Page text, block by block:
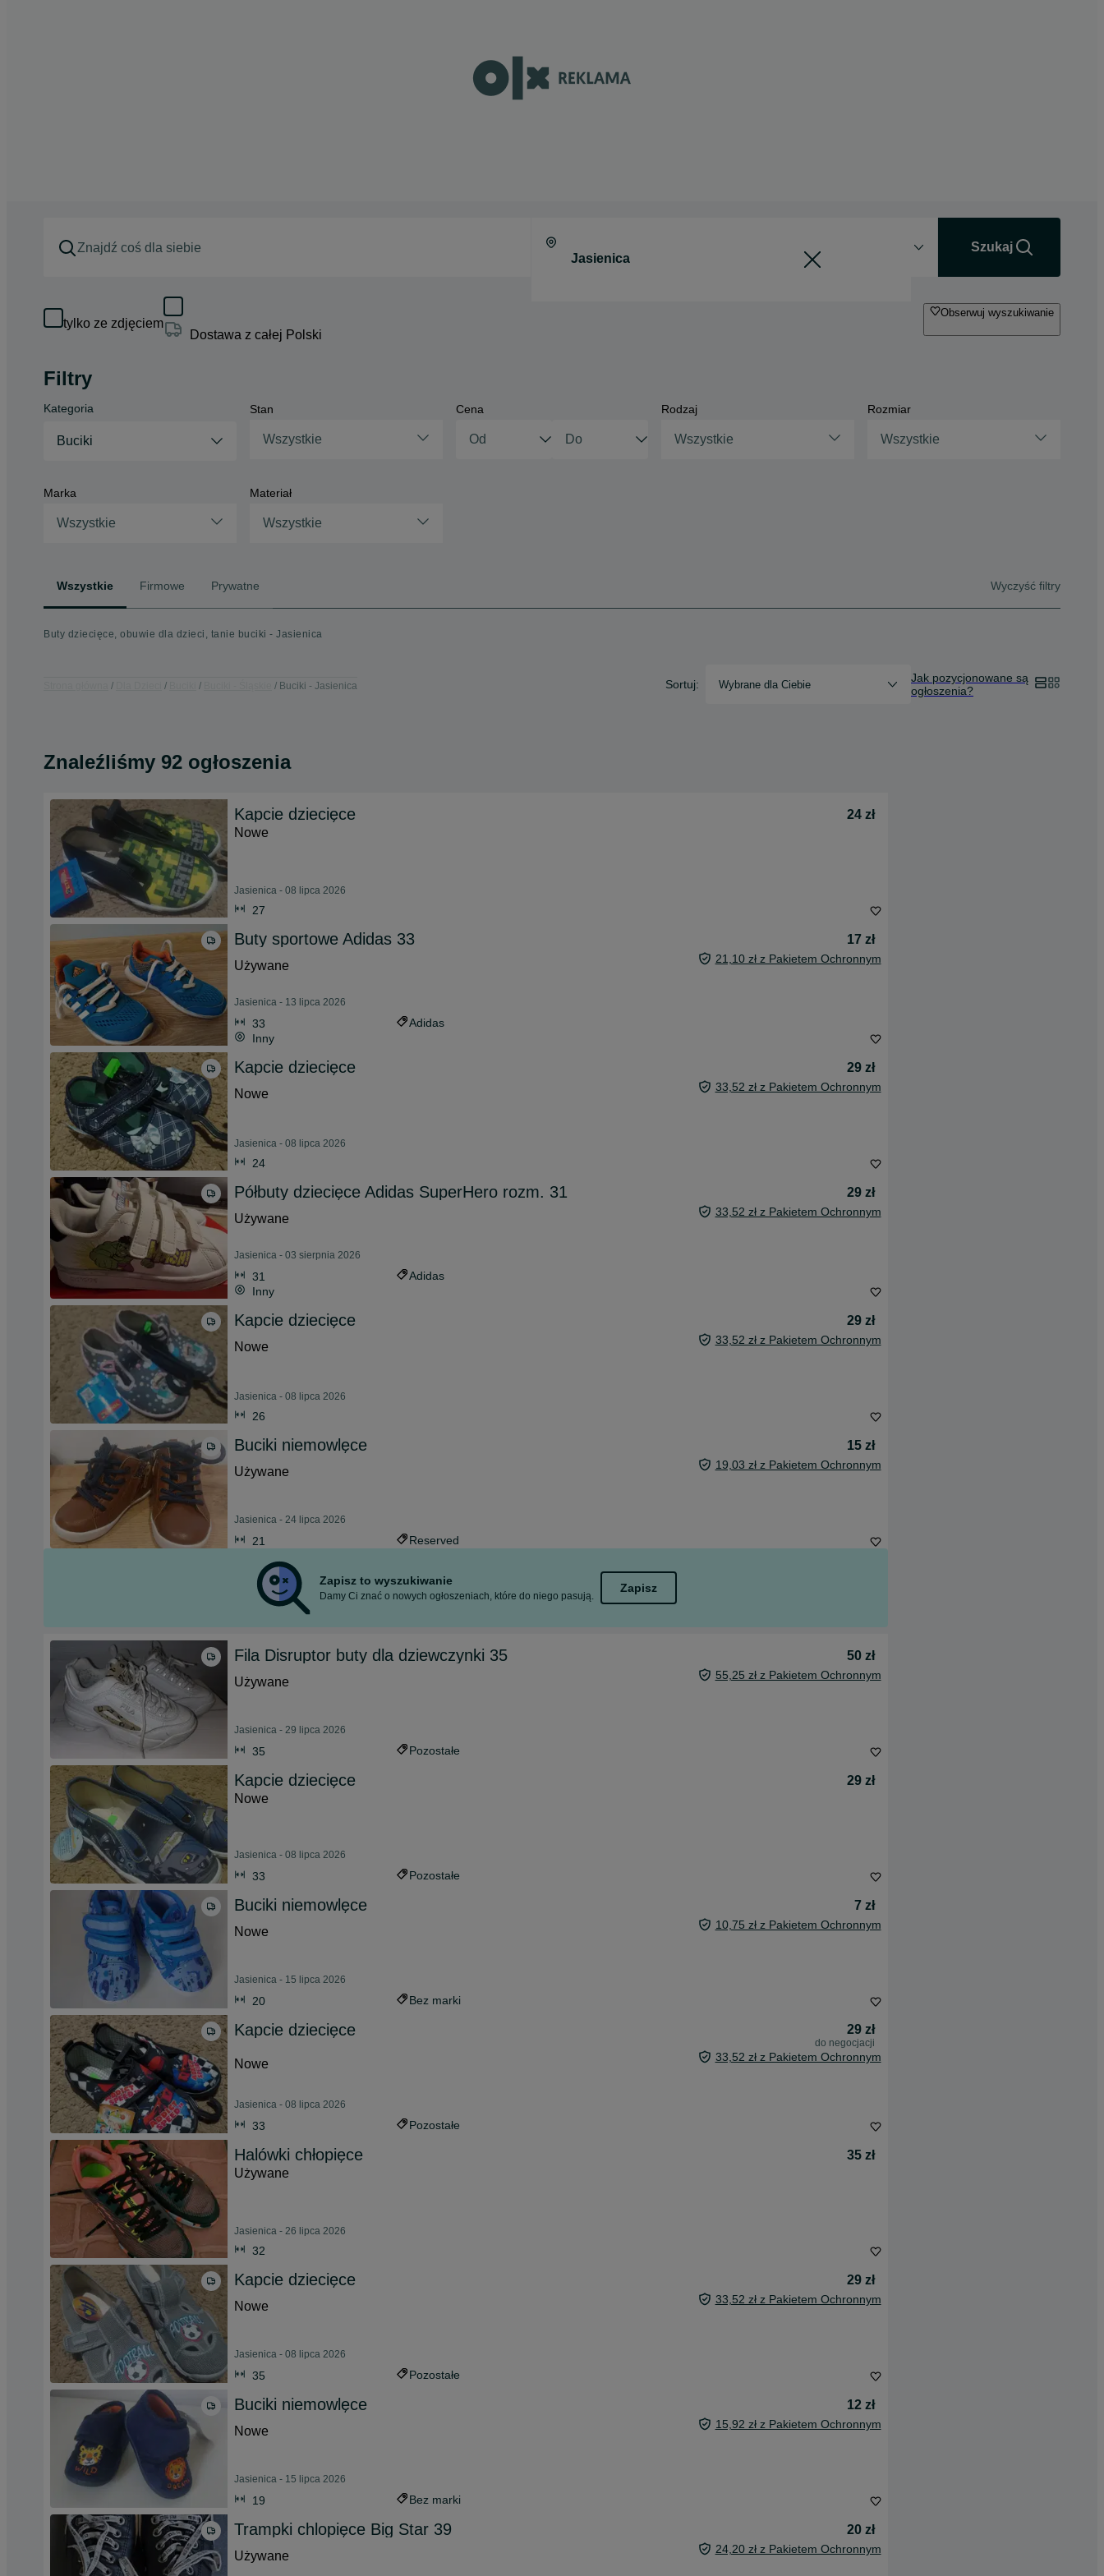
Szukaj
tylko ze zdjęciem
Dostawa z całej Polski
Obserwuj wyszukiwanie
Filtry
Kategoria
Buciki
Stan
Wszystkie
Cena Rodzaj
Wszystkie
Rozmiar
Wszystkie
Marka
Wszystkie
Materiał
Wszystkie
Wszystkie Firmowe Prywatne Wyczyść filtry
Buty dziecięce, obuwie dla dzieci, tanie buciki - Jasienica
Buciki - Jasienica Sortuj: Wybrane dla Ciebie
Jak pozycjonowane są
ogłoszenia?
Znaleźliśmy 92 ogłoszenia
Kapcie dziecięce
24 zł
Nowe
Jasienica - 08 lipca 2026
27
Buty sportowe Adidas 33
17 zł
Używane
21,10 zł z Pakietem Ochronnym
Jasienica - 13 lipca 2026
33
Adidas
Inny
Kapcie dziecięce
29 zł
Nowe
33,52 zł z Pakietem Ochronnym
Jasienica - 08 lipca 2026
24
Półbuty dziecięce Adidas SuperHero rozm. 31
29 zł
Używane
33,52 zł z Pakietem Ochronnym
Jasienica - 03 sierpnia 2026
31
Adidas
Inny
Kapcie dziecięce
29 zł
Nowe
33,52 zł z Pakietem Ochronnym
Jasienica - 08 lipca 2026
26
Buciki niemowlęce
15 zł
Używane
19,03 zł z Pakietem Ochronnym
Jasienica - 24 lipca 2026
21 Reserved
Zapisz to wyszukiwanie
Damy Ci znać o nowych ogłoszeniach, które do niego pasują.
Zapisz
Fila Disruptor buty dla dziewczynki 35
50 zł
Używane
55,25 zł z Pakietem Ochronnym
Jasienica - 29 lipca 2026
35 Pozostałe
Kapcie dziecięce
29 zł
Nowe
Jasienica - 08 lipca 2026
33 Pozostałe
Buciki niemowlęce
7 zł
Nowe
10,75 zł z Pakietem Ochronnym
Jasienica - 15 lipca 2026
20 Bez marki
Kapcie dziecięce 29 zł
do negocjacji
Nowe 33,52 zł z Pakietem Ochronnym
Jasienica - 08 lipca 2026
33 Pozostałe
Halówki chłopięce
35 zł
Używane
Jasienica - 26 lipca 2026
32
Kapcie dziecięce
29 zł
Nowe
33,52 zł z Pakietem Ochronnym
Jasienica - 08 lipca 2026
35 Pozostałe
Buciki niemowlęce
12 zł
Nowe
15,92 zł z Pakietem Ochronnym
Jasienica - 15 lipca 2026
19 Bez marki
Trampki chlopięce Big Star 39
20 zł
Używane
24,20 zł z Pakietem Ochronnym